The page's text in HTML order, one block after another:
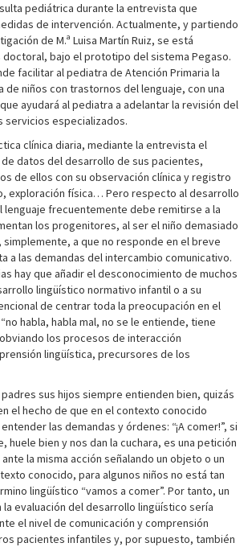
pediátrica durante la entrevista que
de intervención. Actualmente, y partiendo
de M.ª Luisa Martín Ruiz, se está
doctoral, bajo el prototipo del sistema Pegaso.
facilitar al pediatra de Atención Primaria la
de niños con trastornos del lenguaje, con una
ayudará al pediatra a adelantar la revisión del
servicios especializados.
clínica diaria, mediante la entrevista el
datos del desarrollo de sus pacientes,
de ellos con su observación clínica y registro
exploración física… Pero respecto al desarrollo
lenguaje frecuentemente debe remitirse a la
los progenitores, al ser el niño demasiado
a que no responde en el breve
a las demandas del intercambio comunicativo.
hay que añadir el desconocimiento de muchos
lingüístico normativo infantil o a su
de centrar toda la preocupación en el
habla, habla mal, no se le entiende, tiene
los procesos de interacción
lingüística, precursores de los
sus hijos siempre entienden bien, quizás
el hecho de que en el contexto conocido
las demandas y órdenes: “¡A comer!”, si
huele bien y nos dan la cuchara, es una petición
la misma acción señalando un objeto o un
conocido, para algunos niños no está tan
lingüístico “vamos a comer”. Por tanto, un
evaluación del desarrollo lingüístico sería
el nivel de comunicación y comprensión
pacientes infantiles y, por supuesto, también